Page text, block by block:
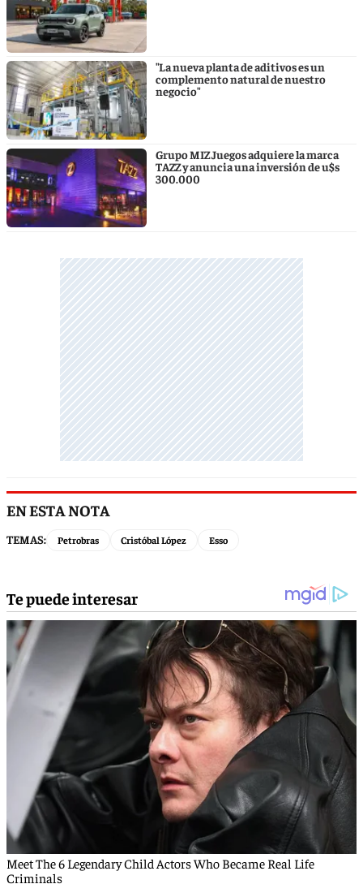
"La nueva planta de aditivos es un
complemento natural de nuestro
negocio"
Grupo MIZ Juegos adquiere la marca
TAZZ y anuncia una inversión de u$s
300.000
EN ESTA NOTA
TEMAS: Petrobras Cristóbal López Esso